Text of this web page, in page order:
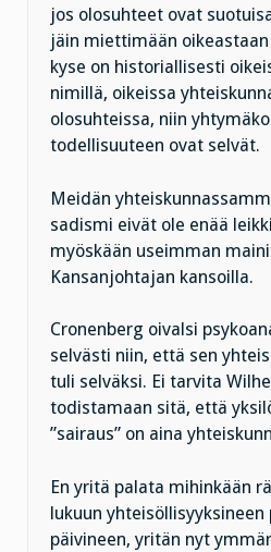
jos olosuhteet ovat
jäin miettimään oikeastaan
kyse on historiallisesti
nimillä, oikeissa
olosuhteissa, niin
todellisuuteen ovat selvät.
Meidän
sadismi eivät ole enää
myöskään useimman
Kansanjohtajan kansoilla.
Cronenberg oivalsi
selvästi niin, että sen
tuli selväksi. Ei tarvita
todistamaan sitä, että
”sairaus” on aina
En yritä palata mihinkään
lukuun
päivineen, yritän nyt